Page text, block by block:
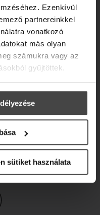
Ezenkívül
partnereinkkel
vonatkozó
más olyan
számukra vagy az
gyűjtöttek.
sütiket használata